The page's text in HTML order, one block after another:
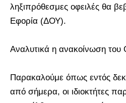
ληξιπρόθεσμες οφειλές θα
Εφορία (ΔΟΥ).
Αναλυτικά η ανακοίνωση του
Παρακαλούμε όπως εντός
από σήμερα, οι ιδιοκτήτες